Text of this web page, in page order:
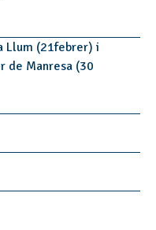
Llum (21febrer) i
de Manresa (30